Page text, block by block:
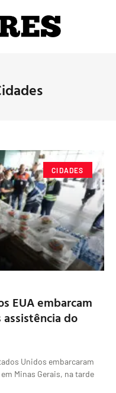
CIDADES
EUA embarcam
do
Unidos embarcaram
Minas Gerais, na tarde